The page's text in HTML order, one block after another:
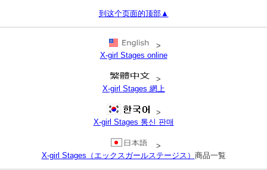
到这个页面的顶部▲
>
X-girl Stages online
>
X-girl Stages 網上
>
X-girl Stages 통신 판매
>
X-girl Stages（エックスガールステージス） 商品一覧